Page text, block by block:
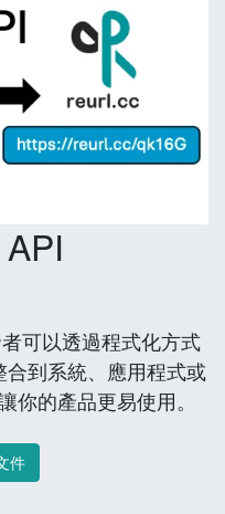
可以透過程式化方式
到系統、應用程式或
你的產品更易使用。
件